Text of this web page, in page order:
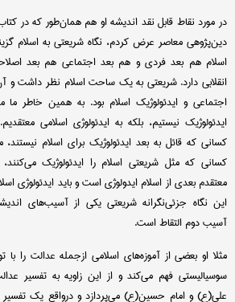
در مورد نقاط قابل نقد اندیشه او هم همان‌طور که در
دین‌پژوهی معاصر عرض کردم، نگاه شریعتی به اسلام
اسلام هم بعد فردی و هم بعد اجتماعی هم بعد
انقلابی دارد. شریعتی به یک ساحت اسلام نظر داشت و
اجتماعی و ایدئولوژیک اسلام بود. به همین خاطر ما
ایدئولوژیک نیستیم، بلکه به ایدئولوژی اسلامی معتقدیم.
کسانی که قائل به بعد ایدئولوژیک برای اسلام نیستند،
کسانی که مثل شریعتی اسلام را ایدئولوژیک
معتقدم بعدی از اسلام ایدولوژی است و باید ایدئولوژی
این نگاه جزئی‌نگرانه شریعتی یکی از آسیب‌های
آسیب دوم التقاط است.
مثلا او بعضی از آموزه‌های اسلامی ازجمله عدالت را با
سوسیالیستی فهم می‌کند و از این زاویه به تفسیر
علی(ع) و امام حسین(ع) می‌پردازد و درواقع یک تفسیر